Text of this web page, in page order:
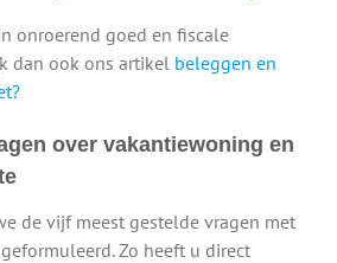
onroerend goed en fiscale
dan ook ons artikel beleggen en
over vakantiewoning en
de vijf meest gestelde vragen met
Zo heeft u direct